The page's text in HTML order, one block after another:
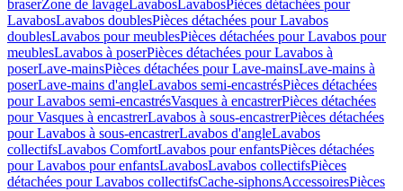
braserZone de lavageLavabosLavabosPièces détachées pour
LavabosLavabos doublesPièces détachées pour Lavabos
doublesLavabos pour meublesPièces détachées pour Lavabos pour
meublesLavabos à poserPièces détachées pour Lavabos à
poserLave-mainsPièces détachées pour Lave-mainsLave-mains à
poserLave-mains d'angleLavabos semi-encastrésPièces détachées
pour Lavabos semi-encastrésVasques à encastrerPièces détachées
pour Vasques à encastrerLavabos à sous-encastrerPièces détachées
pour Lavabos à sous-encastrerLavabos d'angleLavabos
collectifsLavabos ComfortLavabos pour enfantsPièces détachées
pour Lavabos pour enfantsLavabosLavabos collectifsPièces
détachées pour Lavabos collectifsCache-siphonsAccessoiresPièces